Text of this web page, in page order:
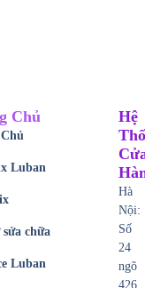
Chủ
Luban
chữa
Luban
Hệ
Hà
Nội:
Số
24
ngõ
426,